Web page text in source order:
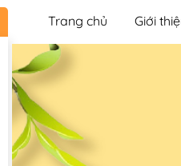
Trang chủ Giới